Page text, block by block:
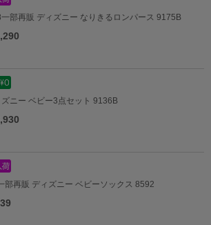
部再販 ディズニー なりきるロンパース 9175B
ズニー ベビー3点セット 9136B
部再販 ディズニー ベビーソックス 8592